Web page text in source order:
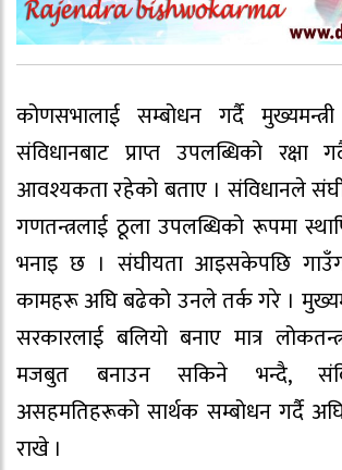
कोणसभालाई सम्बोधन गर्दै
संविधानबाट प्राप्त उपलब्धिको रक्षा
आवश्यकता रहेको बताए । संविधानले
गणतन्त्रलाई ठूला उपलब्धिको रूपमा
भनाइ छ । संघीयता आइसकेपछि
कामहरू अघि बढेको उनले तर्क गरे ।
सरकारलाई बलियो बनाए मात्र
मजबुत बनाउन सकिने भन्दै,
असहमतिहरूको सार्थक सम्बोधन गर्दै
राखे ।